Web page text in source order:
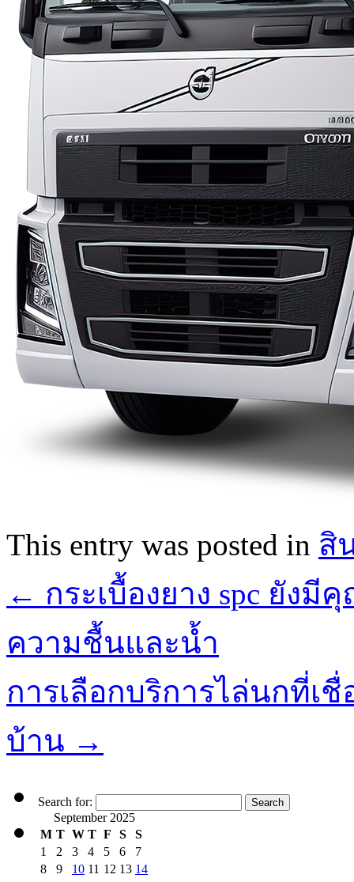
This entry was posted in สิ
← กระเบื้องยาง spc ยัง
ความชื้นและน้ำ
การเลือกบริการไล่นกที่เ
บ้าน →
Search for:
September 2025
M T W T F S
S
1
2 3 4 5 6
7
8
9 10 11 12 13 14